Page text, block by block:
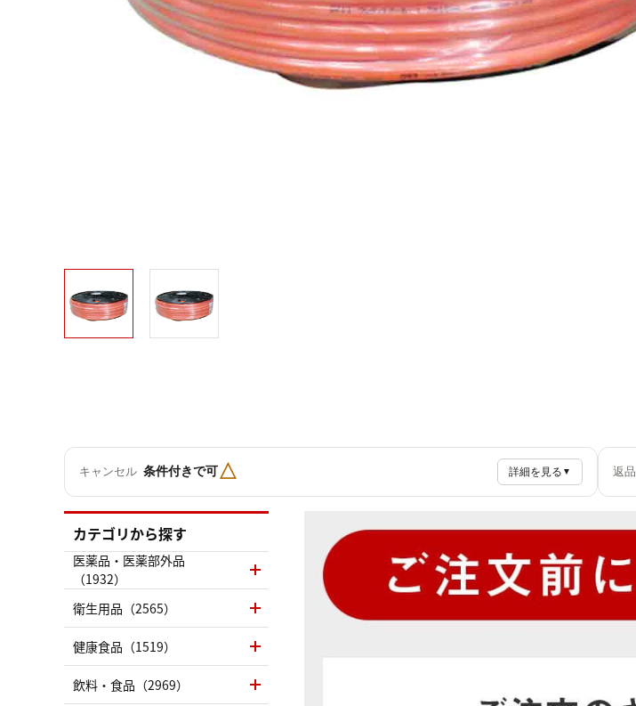
キャンセル 条件付きで可△ 詳細を見る ▼ 返品
カテゴリから探す
医薬品・医薬部外品
（1932）
衛生用品（2565）
健康食品（1519）
飲料・食品（2969）